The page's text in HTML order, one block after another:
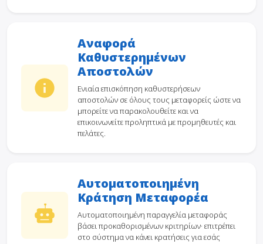
Αναφορά
Καθυστερημένων
Αποστολών
Ενιαία επισκόπηση καθυστερήσεων
αποστολών σε όλους τους μεταφορείς ώστε να
μπορείτε να παρακολουθείτε και να
επικοινωνείτε προληπτικά με προμηθευτές και
πελάτες.
Αυτοματοποιημένη
Κράτηση Μεταφορέα
Αυτοματοποιημένη παραγγελία μεταφοράς
βάσει προκαθορισμένων κριτηρίων· επιτρέπει
στο σύστημα να κάνει κρατήσεις για εσάς